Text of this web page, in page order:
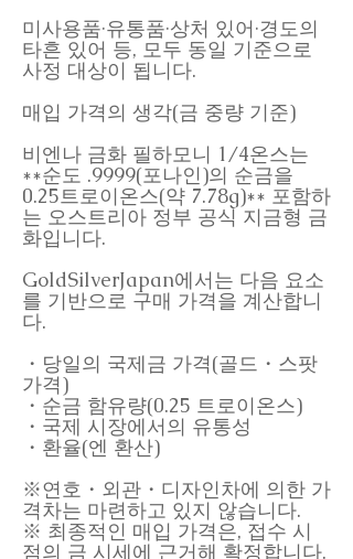
미사용품·유통품·상처 있어·경도의
타흔 있어 등, 모두 동일 기준으로
사정 대상이 됩니다.
매입 가격의 생각(금 중량 기준)
비엔나 금화 필하모니 1/4온스는
**순도 .9999(포나인)의 순금을
0.25트로이온스(약 7.78g)** 포함하
는 오스트리아 정부 공식 지금형 금
화입니다.
GoldSilverJapan에서는 다음 요소
를 기반으로 구매 가격을 계산합니
다.
・당일의 국제금 가격(골드・스팟
가격)
・순금 함유량(0.25 트로이온스)
・국제 시장에서의 유통성
・환율(엔 환산)
※연호・외관・디자인차에 의한 가
격차는 마련하고 있지 않습니다.
※ 최종적인 매입 가격은, 접수 시
점의 금 시세에 근거해 확정합니다.